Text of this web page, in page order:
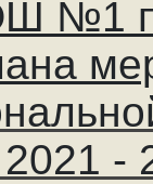
№1
-